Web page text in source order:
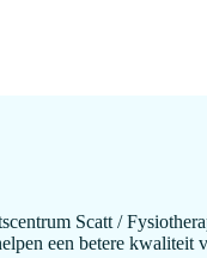
Scatt /
een betere kwaliteit